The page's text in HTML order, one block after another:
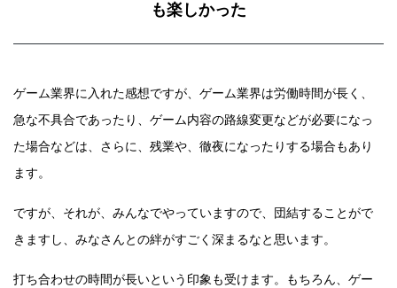
も楽しかった
ゲーム業界に入れた感想ですが、ゲーム業界は労働時間が長く、
急な不具合であったり、ゲーム内容の路線変更などが必要になっ
た場合などは、さらに、残業や、徹夜になったりする場合もあり
ます。
ですが、それが、みんなでやっていますので、団結することがで
きますし、みなさんとの絆がすごく深まるなと思います。
打ち合わせの時間が長いという印象も受けます。もちろん、ゲー